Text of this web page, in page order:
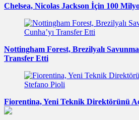
Chelsea, Nicolas Jackson İçin 100
Nottingham Forest, Brezilyalı
Transfer Etti
Fiorentina, Yeni Teknik Direktörünü